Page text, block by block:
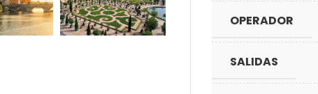
OPERADOR
SALIDAS